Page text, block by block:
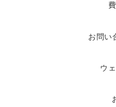
お問い
ウ